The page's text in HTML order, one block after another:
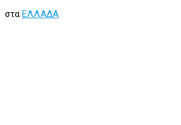
στα ΕΛΛΑΔΑ